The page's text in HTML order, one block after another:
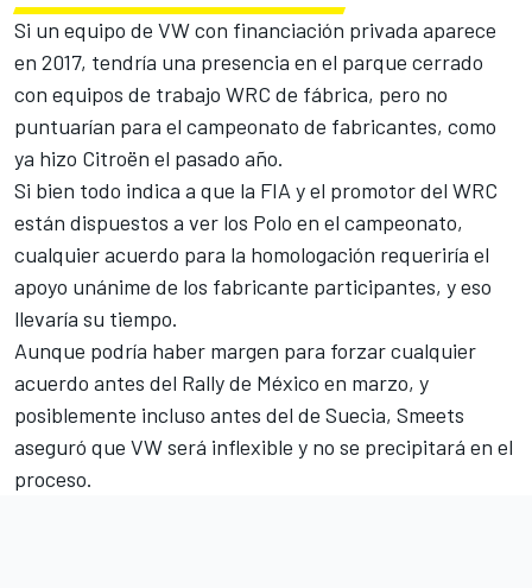
Si un equipo de VW con financiación privada aparece
en 2017, tendría una presencia en el parque cerrado
con equipos de trabajo WRC de fábrica, pero no
puntuarían para el campeonato de fabricantes, como
ya hizo Citroën el pasado año.
Si bien todo indica a que la FIA y el promotor del WRC
están dispuestos a ver los Polo en el campeonato,
cualquier acuerdo para la homologación requeriría el
apoyo unánime de los fabricante participantes, y eso
llevaría su tiempo.
Aunque podría haber margen para forzar cualquier
acuerdo antes del Rally de México en marzo, y
posiblemente incluso antes del de Suecia, Smeets
aseguró que VW será inflexible y no se precipitará en el
proceso.